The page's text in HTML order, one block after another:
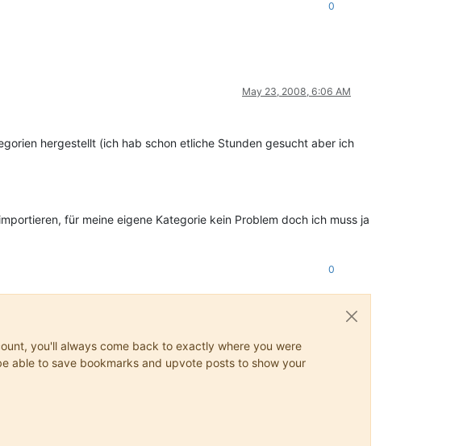
0
May 23, 2008, 6:06 AM
hergestellt (ich hab schon etliche Stunden gesucht aber ich
für meine eigene Kategorie kein Problem doch ich muss ja
0
you'll always come back to exactly where you were
able to save bookmarks and upvote posts to show your